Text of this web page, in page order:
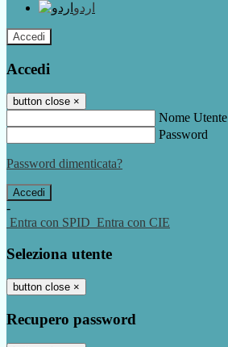
اردو
Accedi
Accedi
button close ×
Nome Utente
Password
Password dimenticata?
-
Entra con SPID Entra con CIE
Seleziona utente
button close ×
Recupero password